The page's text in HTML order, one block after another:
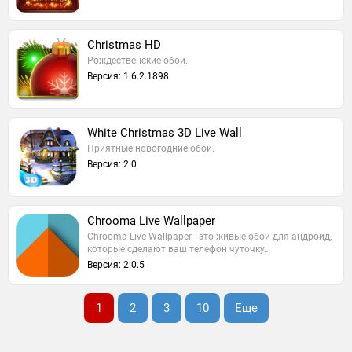
Christmas HD
Рождественские обои.
Версия: 1.6.2.1898
White Christmas 3D Live Wall
Приятные новогодние обои.
Версия: 2.0
Chrooma Live Wallpaper
Chrooma Live Wallpaper - это живые обои для андроид,
которые сделают ваш телефон чуточку…
Версия: 2.0.5
1 2 3 10 Еще